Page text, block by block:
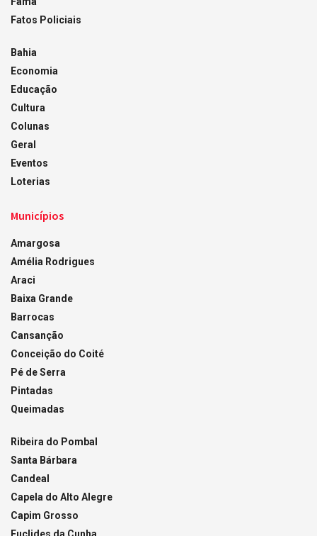
Fatos Policiais
Bahia
Economia
Educação
Cultura
Colunas
Geral
Eventos
Loterias
Municípios
Amargosa
Amélia Rodrigues
Araci
Baixa Grande
Barrocas
Cansanção
Conceição do Coité
Pé de Serra
Pintadas
Queimadas
Ribeira do Pombal
Santa Bárbara
Candeal
Capela do Alto Alegre
Capim Grosso